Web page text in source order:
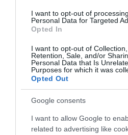
I want to opt-out of
Personal Data for Targeted
Opted In
I want to opt-out of Collection,
Retention, Sale, and/or
Personal Data that Is
Purposes for which it was
Opted Out
Google consents
I want to allow Google to
related to advertising like